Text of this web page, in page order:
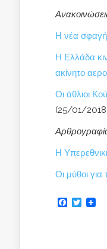
Η νέα σφαγή
Η Ελλάδα
ακίνητο
Οι άθλιοι
(25/01/
Η
Οι μύθοι
Facebook
Twitter